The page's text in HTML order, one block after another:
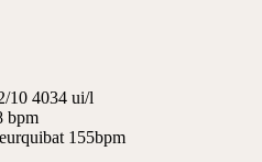
10 4034 ui/l
bpm
155bpm